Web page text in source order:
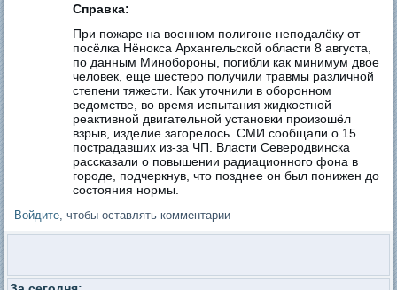
Справка:
При пожаре на военном полигоне неподалёку от
посёлка Нёнокса Архангельской области 8 августа,
по данным Минобороны, погибли как минимум двое
человек, еще шестеро получили травмы различной
степени тяжести. Как уточнили в оборонном
ведомстве, во время испытания жидкостной
реактивной двигательной установки произошёл
взрыв, изделие загорелось. СМИ сообщали о 15
пострадавших из-за ЧП. Власти Северодвинска
рассказали о повышении радиационного фона в
городе, подчеркнув, что позднее он был понижен до
состояния нормы.
Войдите , чтобы оставлять комментарии